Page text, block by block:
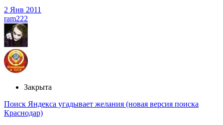
2 Янв 2011
ram222
Закрыта
Поиск Яндекса угадывает желания (новая версия поиска
Краснодар)